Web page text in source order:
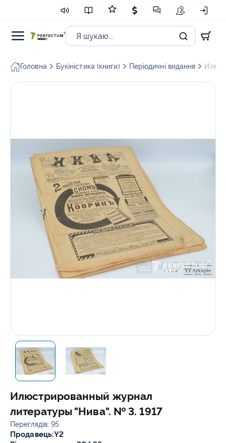
Головна Букіністика (книги) Періодичні видання
Илюстрированный журнал
литературы "Нива". № 3. 1917
Переглядів: 95
Продавець:Y2